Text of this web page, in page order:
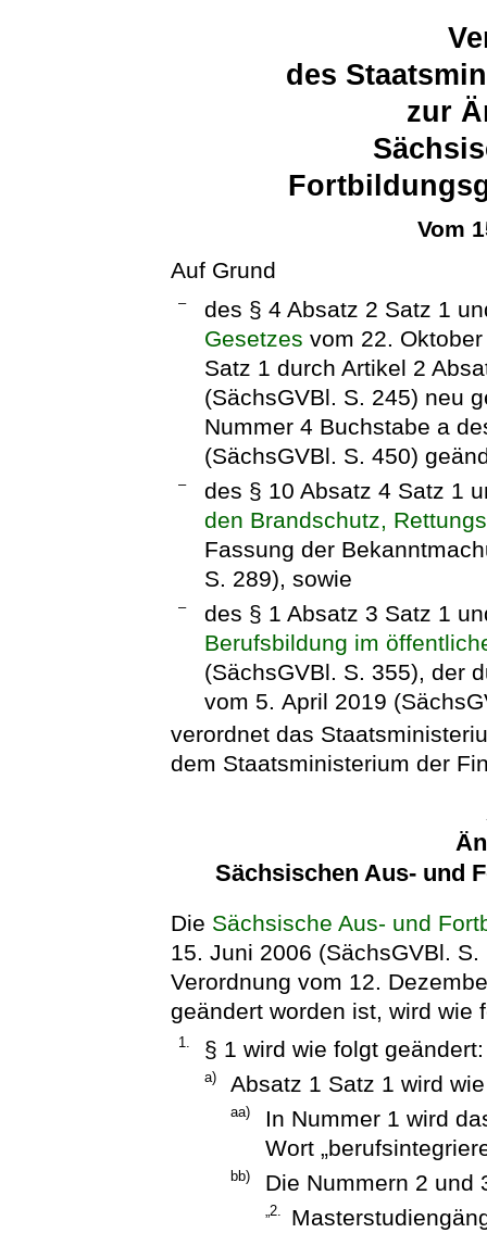
des
zur
Vom
Auf Grund
–
des § 4 Absatz 2 Satz 1
Gesetzes vom 22.
Satz 1 durch Artikel 2
(SächsGVBl. S. 245) neu
Nummer 4 Buchstabe a
(SächsGVBl. S. 450)
–
des § 10 Absatz 4 Satz 1
den Brandschutz,
Fassung der
S. 289), sowie
–
des § 1 Absatz 3 Satz 1
Berufsbildung im
(SächsGVBl. S. 355), der
vom 5. April 2019
verordnet das
dem Staatsministerium der
Sächsischen Aus- und
Die Sächsische Aus- und
15. Juni 2006 (SächsGVBl.
Verordnung vom 12.
geändert worden ist, wird wie
1. § 1 wird wie folgt geändert:
a) Absatz 1 Satz 1 wird
aa)
In Nummer 1 wird
Wort
bb) Die Nummern 2 und
„2.